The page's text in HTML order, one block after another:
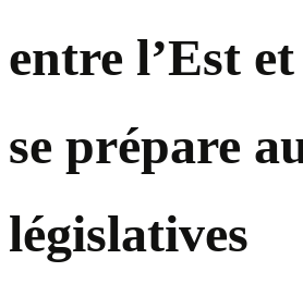
entre l’Est
se prépare
législatives